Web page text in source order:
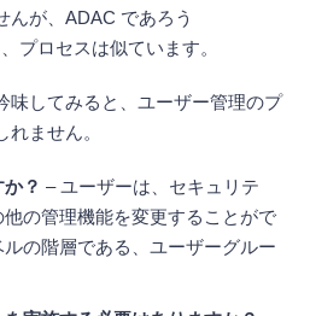
んが、ADAC であろう
プロセスは似ています。
味してみると、ユーザー管理のプ
ません。
？ – ユーザーは、セキュリテ
他の管理機能を変更することがで
の階層である、ユーザーグルー